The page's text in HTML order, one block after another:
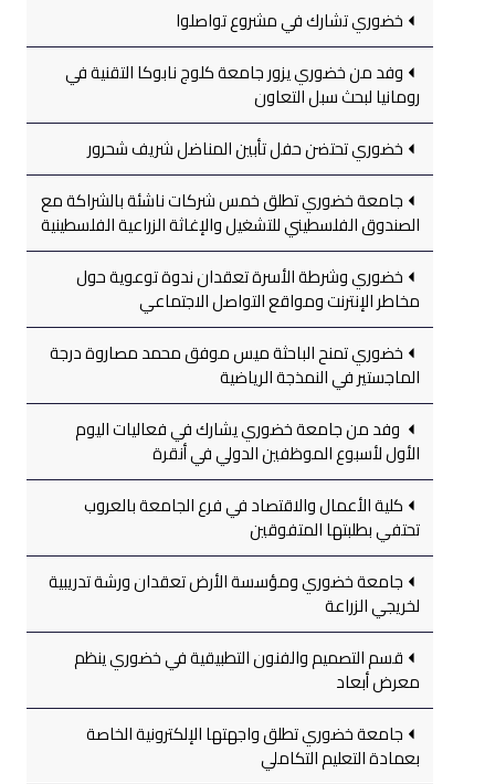
خضوري تشارك في مشروع تواصلوا
وفد من خضوري يزور جامعة كلوج نابوكا التقنية في
رومانيا لبحث سبل التعاون
خضوري تحتضن حفل تأبين المناضل شريف شحرور
جامعة خضوري تطلق خمس شركات ناشئة بالشراكة مع
الصندوق الفلسطيني للتشغيل والإغاثة الزراعية الفلسطينية
خضوري وشرطة الأسرة تعقدان ندوة توعوية حول
مخاطر الإنترنت ومواقع التواصل الاجتماعي
خضوري تمنح الباحثة ميس موفق محمد مصاروة درجة
الماجستير في النمذجة الرياضية
وفد من جامعة خضوري يشارك في فعاليات اليوم
الأول لأسبوع الموظفين الدولي في أنقرة
كلية الأعمال والاقتصاد في فرع الجامعة بالعروب
تحتفي بطلبتها المتفوقين
جامعة خضوري ومؤسسة الأرض تعقدان ورشة تدريبية
لخريجي الزراعة
قسم التصميم والفنون التطبيقية في خضوري ينظم
معرض أبعاد
جامعة خضوري تطلق واجهتها الإلكترونية الخاصة
بعمادة التعليم التكاملي